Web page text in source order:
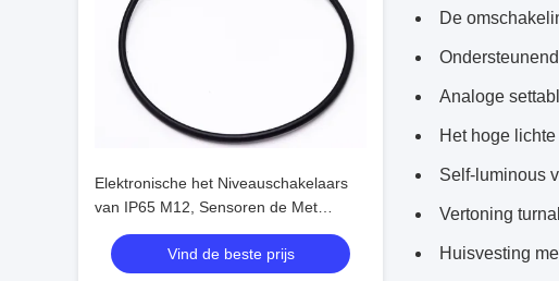
Elektronische het Niveauschakelaars
van IP65 M12, Sensoren de Met
duikvermogen van het Roestvrij
staalniveauVind de beste prijs
De
Analoge
Het hoge
Self-luminous
Vertoning
Huisvesting